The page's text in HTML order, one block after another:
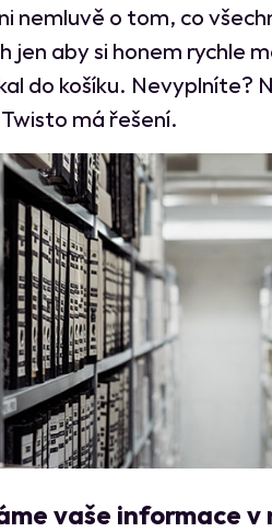
nemluvě o tom, co
jen aby si honem rychle
do košíku. Nevyplníte?
má řešení.
vaše informace